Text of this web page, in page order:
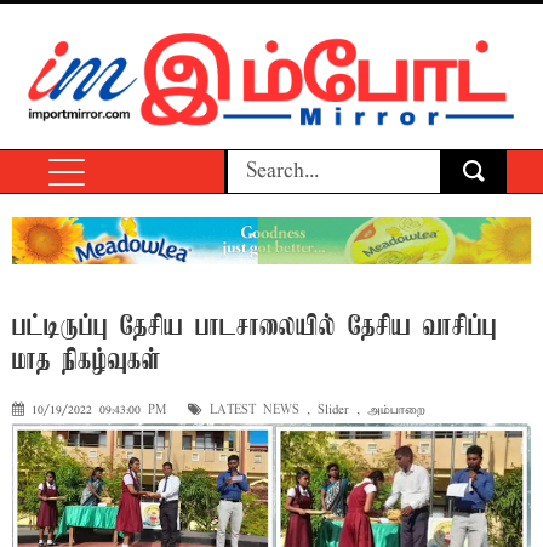
பட்டிருப்பு தேசிய பாடசாலையில் தேசிய வாசிப்பு
மாத நிகழ்வுகள்
10/19/2022 09:43:00 PM LATEST NEWS , Slider , அம்பாறை